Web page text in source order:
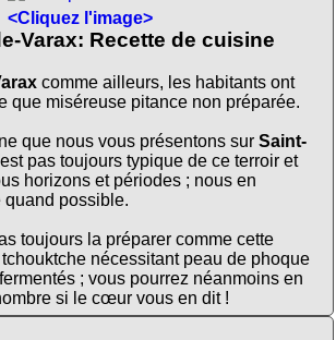
<Cliquez l'image>
Varax: Recette de cuisine
comme ailleurs, les habitants ont
que miséreuse pitance non préparée.
que nous vous présentons sur Saint-
pas toujours typique de ce terroir et
horizons et périodes ; nous en
possible.
toujours la préparer comme cette
nécessitant peau de phoque
; vous pourrez néanmoins en
si le cœur vous en dit !